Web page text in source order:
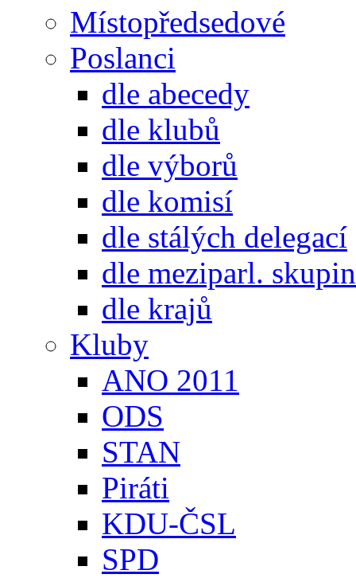
Místopředsedové
Poslanci
dle abecedy
dle klubů
dle výborů
dle komisí
dle stálých delegací
dle meziparl. skupin
dle krajů
Kluby
ANO 2011
ODS
STAN
Piráti
KDU-ČSL
SPD